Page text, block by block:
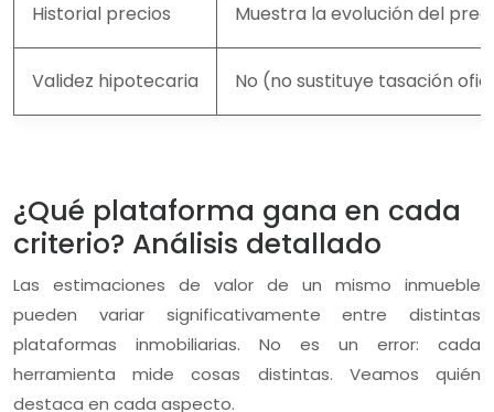
Historial precios Muestra la evolución del
Validez hipotecaria No (no sustituye tasación
¿Qué plataforma gana en cada
criterio? Análisis detallado
Las estimaciones de valor de un mismo inmueble
pueden variar significativamente entre distintas
plataformas inmobiliarias. No es un error: cada
herramienta mide cosas distintas. Veamos quién
destaca en cada aspecto.